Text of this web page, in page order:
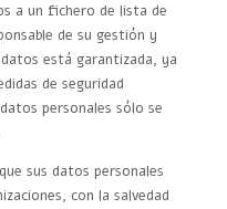
a un fichero de lista de
de su gestión y
está garantizada, ya
de seguridad
personales sólo se
sus datos personales
con la salvedad